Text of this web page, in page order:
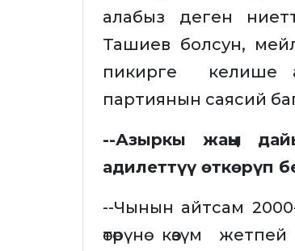
алабыз деген
Ташиев болсун,
пикирге келише
партиянын саясий
--Азыркы жаңы
адилеттүү өткөрүп
--Чынын айтсам
өтөрүнө көзүм